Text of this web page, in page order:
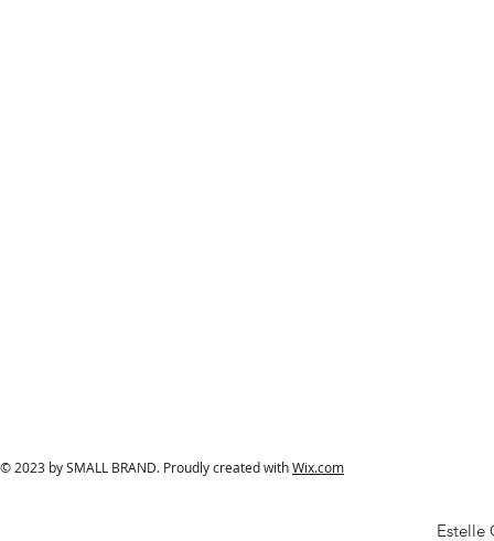
© 2023 by SMALL BRAND. Proudly created withWix.com
Estelle